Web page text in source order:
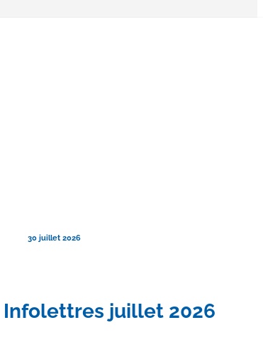
pour le
canadienne à offrir
30 juillet 2026
Infolettres juillet 2026